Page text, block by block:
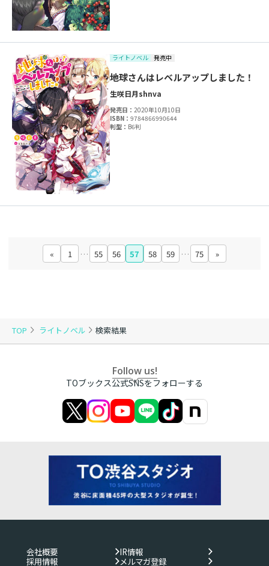
TOP ライトノベル 検索結果
ライトノベル 発売中
地球さんはレベルアップしました！
生咲日月shnva
発売日：2020年10月10日
ISBN：9784866990644
判型： B6判
« 1 … 55 56 57 58 59 … 75 »
Follow us!
TOブックス公式SNSをフォローする
会社概要
IR情報
採用情報
メルマガ登録